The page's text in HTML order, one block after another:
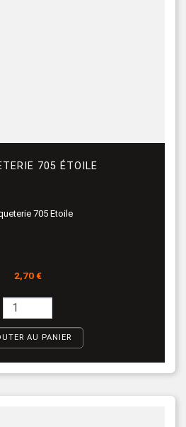
705 ÉTOILE
705 Etoile
Prix
2,70 €
AU PANIER